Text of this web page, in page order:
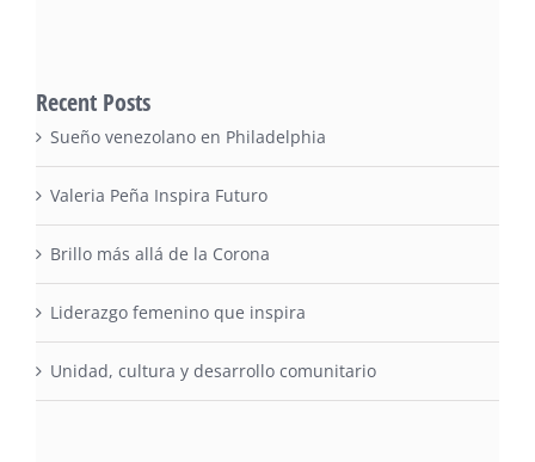
Recent Posts
Sueño venezolano en Philadelphia
Valeria Peña Inspira Futuro
Brillo más allá de la Corona
Liderazgo femenino que inspira
Unidad, cultura y desarrollo comunitario